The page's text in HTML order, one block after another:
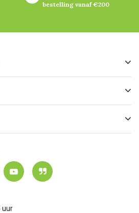
bestelling vanaf €200
uur